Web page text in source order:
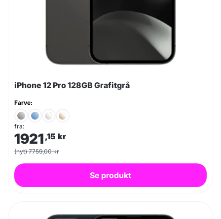
iPhone 12 Pro 128GB Grafitgrå
Farve:
fra:
1921 ,15 kr
(nyt) 7759,00 kr
Se produkt